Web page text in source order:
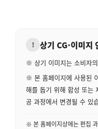
! 상기 CG·이미지
※ 상기 이미지는 소비자
※ 본 홈페이지에 사용된
해를 돕기 위해 합성 또는
공 과정에서 변경될 수 있
※ 본 홈페이지상에는 편집